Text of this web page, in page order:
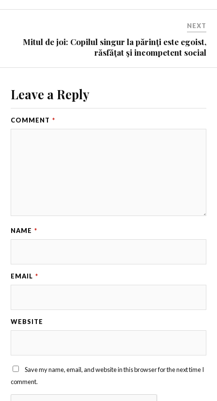
NEXT
Mitul de joi: Copilul singur la părinţi este egoist,
răsfăţat şi incompetent social
Leave a Reply
COMMENT *
NAME *
EMAIL *
WEBSITE
Save my name, email, and website in this browser for the next time I
comment.